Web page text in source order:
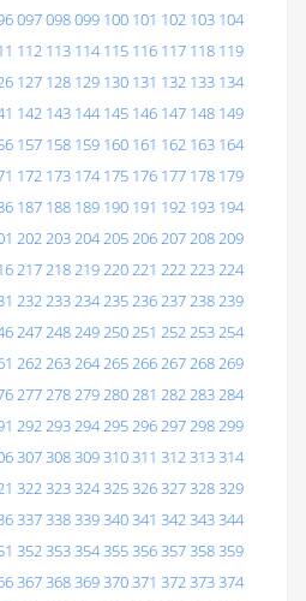
097098099 100 101 102 103 104
112 113 114 115 116 117 118 119
127 128 129 130 131 132 133 134
142 143 144 145 146 147 148 149
157 158 159 160 161 162 163 164
172 173 174 175 176 177 178 179
187 188 189 190 191 192 193 194
202203204205206207208209
217218219220221 222223224
232233234235236237238239
247248249250251 252253254
262263264265266267268269
277278279280281 282283284
292293294295296297298299
307308309310311 312313314
322323324325326327328329
337338339340341 342343344
352353354355356357358359
367368369370371 372373374